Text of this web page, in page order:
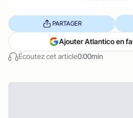
Écoutez cet article0:00min
PARTAGER
Ajouter Atlantico en